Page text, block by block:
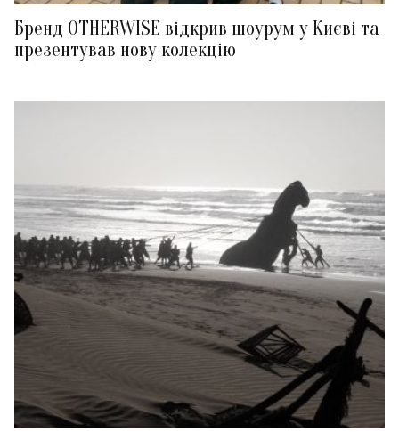
Бренд OTHERWISE відкрив шоурум у Києві та
презентував нову колекцію